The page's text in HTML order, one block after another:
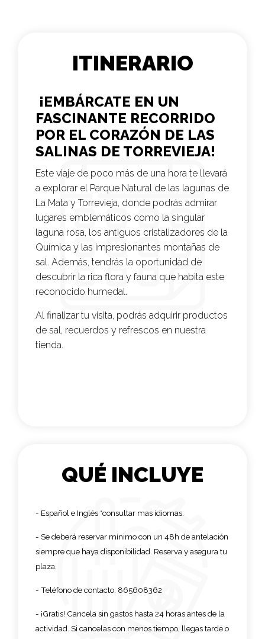
ITINERARIO
¡EMBÁRCATE EN UN
FASCINANTE RECORRIDO
POR EL CORAZÓN DE LAS
SALINAS DE TORREVIEJA!
Este viaje de poco más de una hora te llevará
a explorar el Parque Natural de las lagunas de
La Mata y Torrevieja, donde podrás admirar
lugares emblemáticos como la singular
laguna rosa, los antiguos cristalizadores de la
Química y las impresionantes montañas de
sal. Además, tendrás la oportunidad de
descubrir la rica flora y fauna que habita este
reconocido humedal.
Al finalizar tu visita, podrás adquirir productos
de sal, recuerdos y refrescos en nuestra
tienda.
QUÉ INCLUYE
- Español e Inglés *consultar mas idiomas.
- Se deberá reservar mínimo con un 48h de antelación
siempre que haya disponibilidad. Reserva y asegura tu
plaza.
- Teléfono de contacto: 865608362
- ¡Gratis! Cancela sin gastos hasta 24 horas antes de la
actividad. Si cancelas con menos tiempo, llegas tarde o